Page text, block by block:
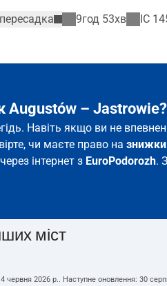
9год 53хв IC
Augustów – Jastrowie?
Навіть якщо ви не
чи маєте право на знижки
інтернет з EuroPodorozh.
міст
червня 2026 р.. Наступне оновлення: 30